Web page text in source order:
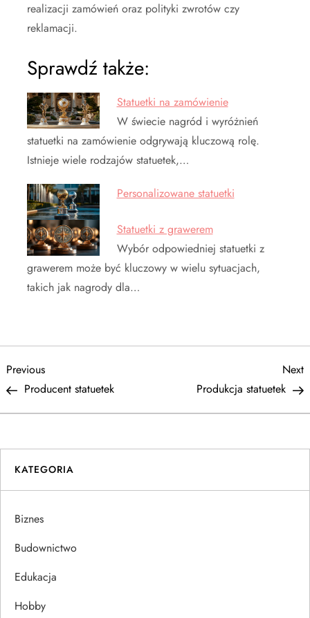
realizacji zamówień oraz polityki zwrotów czy
reklamacji.
Sprawdź także:
Statuetki na zamówienie
W świecie nagród i wyróżnień
statuetki na zamówienie odgrywają kluczową rolę.
Istnieje wiele rodzajów statuetek,…
Personalizowane statuetki
Statuetki z grawerem
Wybór odpowiedniej statuetki z
grawerem może być kluczowy w wielu sytuacjach,
takich jak nagrody dla…
N
a
w
g
a
c
Previous
Post
Previous
Producent statuetek
Next
Produkcja statuetek
KATEGORIA
Biznes
Budownictwo
Edukacja
Hobby